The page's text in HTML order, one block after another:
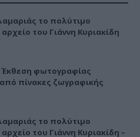
το πολύτιμο
του Γιάννη Κυριακίδη
φωτογραφίας
πίνακες ζωγραφικής
το πολύτιμο
του Γιάννη Κυριακίδη –